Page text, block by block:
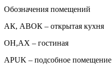
Обозначения помещений
АК, АВОК – открытая кухня
ОН,AX – гостиная
APUK – подсобное помещение